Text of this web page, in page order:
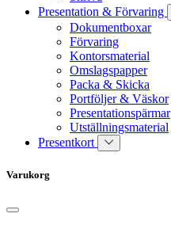
Presentation & Förvaring
Dokumentboxar
Förvaring
Kontorsmaterial
Omslagspapper
Packa & Skicka
Portföljer & Väskor
Presentationspärmar
Utställningsmaterial
Presentkort
Varukorg